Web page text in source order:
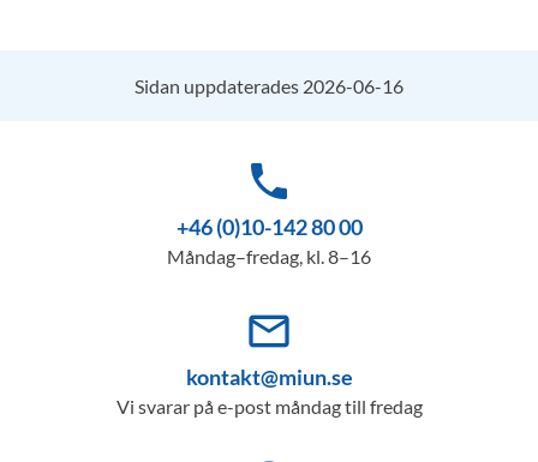
Sidan uppdaterades 2026-06-16
phone
+46 (0)10-142 80 00
Måndag–fredag, kl. 8–16
mail_outline
kontakt@miun.se
Vi svarar på e-post måndag till fredag